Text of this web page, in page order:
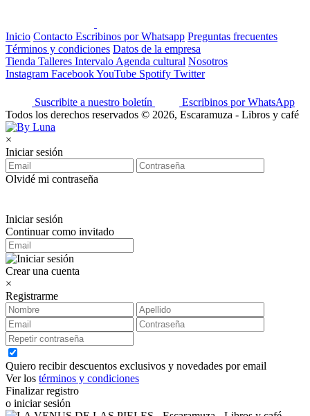
Inicio Contacto Escribinos por Whatsapp Preguntas frecuentes
Términos y condiciones Datos de la empresa
Tienda Talleres Intervalo Agenda cultural Nosotros
Instagram FacebookYouTube Spotify Twitter
Suscribite a nuestro boletín
Escribinos por WhatsApp
Todos los derechos reservados © 2026, Escaramuza - Libros y café
×
Iniciar sesión
Olvidé mi contraseña
Iniciar sesión
Continuar como invitado
Crear una cuenta
×
Registrarme
Quiero recibir descuentos exclusivos y novedades por email
Ver los términos y condiciones
Finalizar registro
o iniciar sesión